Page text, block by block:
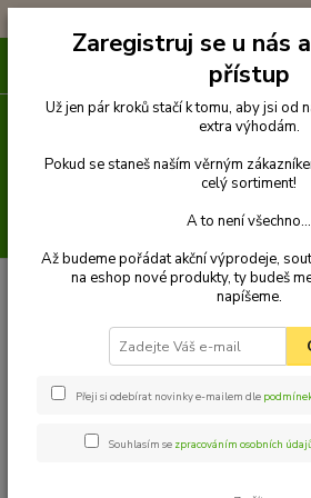
Pelechy FANCY obdélníkový pelech
FANCY obdélníkový
psa, bílý - 55 cm x
Zaregistruj se u nás
přístup
Už jen pár kroků stačí k tomu, aby jsi od
extra výhodám.
Pokud se staneš naším věrným
celý sortiment!
A to není všechno...
Až budeme pořádat akční výprodeje,
na eshop nové produkty, ty budeš
napíšeme.
Přeji si odebírat novinky e-mailem dle
Souhlasím se zpracováním osobních